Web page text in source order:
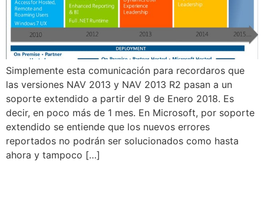
Simplemente esta comunicación para recordaros que
las versiones NAV 2013 y NAV 2013 R2 pasan a un
soporte extendido a partir del 9 de Enero 2018. Es
decir, en poco más de 1 mes. En Microsoft, por soporte
extendido se entiende que los nuevos errores
reportados no podrán ser solucionados como hasta
ahora y tampoco […]